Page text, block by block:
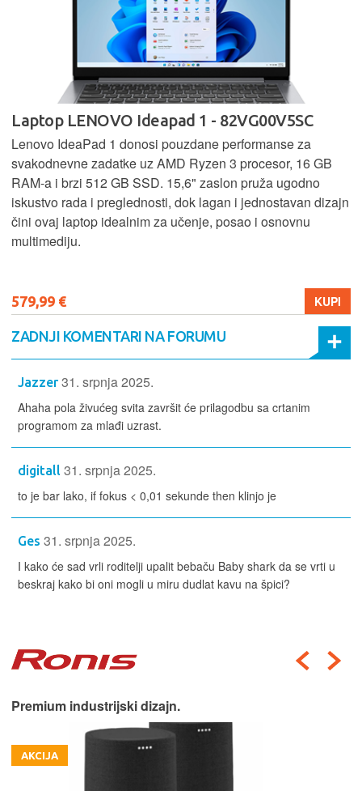
Laptop LENOVO Ideapad 1 - 82VG00V5SC
Lenovo IdeaPad 1 donosi pouzdane performanse za
svakodnevne zadatke uz AMD Ryzen 3 procesor, 16 GB
RAM-a i brzi 512 GB SSD. 15,6" zaslon pruža ugodno
iskustvo rada i preglednosti, dok lagan i jednostavan dizajn
čini ovaj laptop idealnim za učenje, posao i osnovnu
multimediju.
579,99 € KUPI
ZADNJI KOMENTARI NA FORUMU
Jazzer 31. srpnja 2025.
Ahaha pola živućeg svita završit će prilagodbu sa crtanim
programom za mlađi uzrast.
digitall 31. srpnja 2025.
to je bar lako, if fokus < 0,01 sekunde then klinjo je
Ges 31. srpnja 2025.
I kako će sad vrli roditelji upalit bebaču Baby shark da se vrti u
beskraj kako bi oni mogli u miru dudlat kavu na špici?
Premium industrijski dizajn.
AKCIJA